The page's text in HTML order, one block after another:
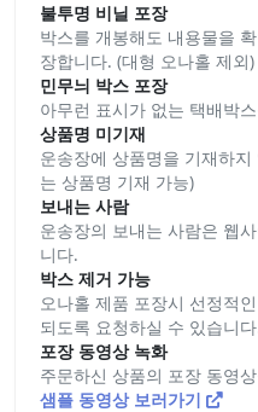
불투명 비닐 포장
박스를 개봉해도 내용물을
장합니다. (대형 오나홀 제외)
민무늬 박스 포장
아무런 표시가 없는 택배박
상품명 미기재
운송장에 상품명을 기재하
는 상품명 기재 가능)
보내는 사람
운송장의 보내는 사람은 웹
니다.
박스 제거 가능
오나홀 제품 포장시 선정적
되도록 요청하실 수 있습니
포장 동영상 녹화
주문하신 상품의 포장 동영
샘플 동영상 보러가기